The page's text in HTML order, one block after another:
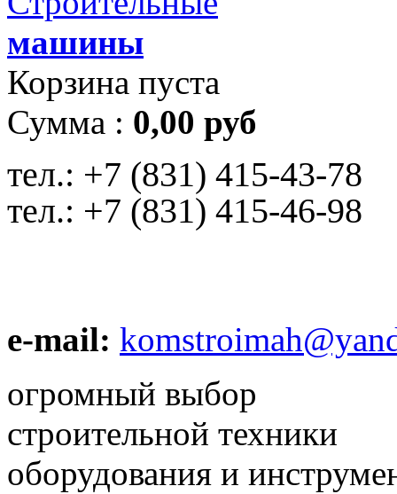
машины
Корзина пуста
Сумма : 0,00 руб
тел.: +7 (831) 415-43-78
тел.: +7 (831) 415-46-98
e-mail:
огромный выбор
строительной техники
оборудования и